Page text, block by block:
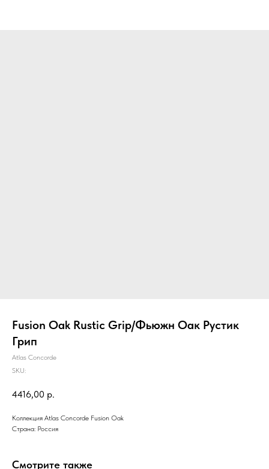
Fusion Oak Rustic Grip/Фьюжн Оак Рустик
Грип
Atlas Concorde
SKU:
4416,00 р.
Коллекция Atlas Concorde Fusion Oak
Страна: Россия
Смотрите также